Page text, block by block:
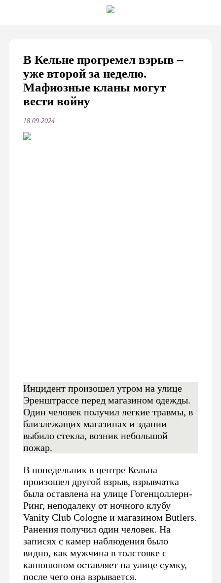
В Кельне прогремел взрыв –
уже второй за неделю.
Мафиозные кланы могут
вести войну
18.09.2024
Инцидент произошел утром на улице
Эренштрассе перед магазином одежды.
Один человек получил легкие травмы, в
близлежащих магазинах и здании
выбило стекла, возник небольшой
пожар.
В понедельник в центре Кельна
произошел другой взрыв, взрывчатка
была оставлена на улице Гогенцоллерн-
Ринг, неподалеку от ночного клубу
Vanity Club Cologne и магазином Butlers.
Ранения получил один человек. На
записях с камер наблюдения было
видно, как мужчина в толстовке с
капюшоном оставляет на улице сумку,
после чего она взрывается.